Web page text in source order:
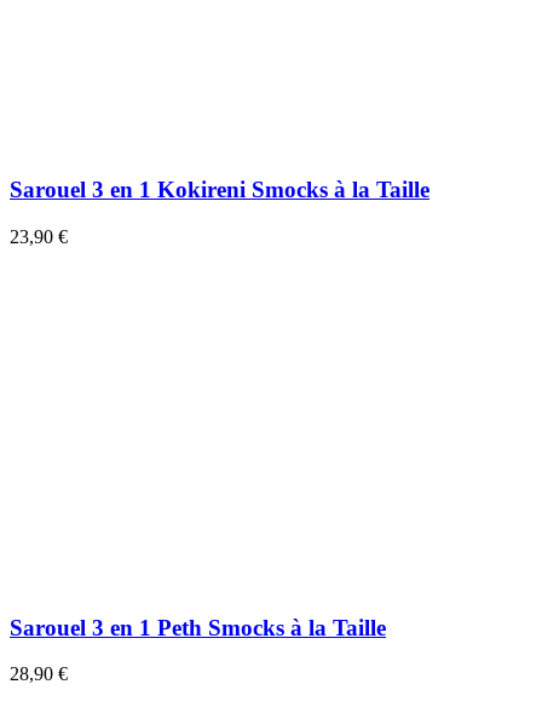
Sarouel 3 en 1 Kokireni Smocks à la Taille
23,90 €
Sarouel 3 en 1 Peth Smocks à la Taille
28,90 €